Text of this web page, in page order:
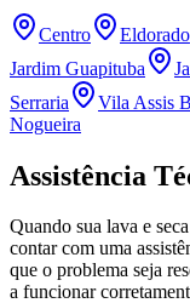
Centro Eldorado
Jardim Guapituba
Serraria
Vila Assis
Nogueira
Assistência
Quando sua lava e seca
contar com uma
que o problema seja
a funcionar